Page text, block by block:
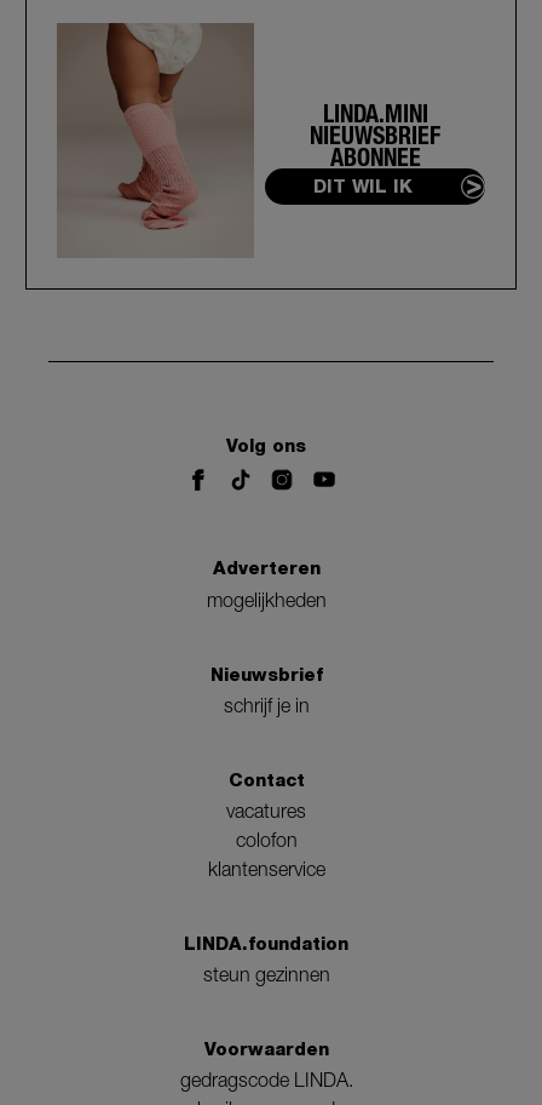
LINDA.MINI
NIEUWSBRIEF
ABONNEE
DIT WIL IK
Volg ons
Adverteren
mogelijkheden
Nieuwsbrief
schrijf je in
Contact
vacatures
colofon
klantenservice
LINDA.foundation
steun gezinnen
Voorwaarden
gedragscode LINDA.